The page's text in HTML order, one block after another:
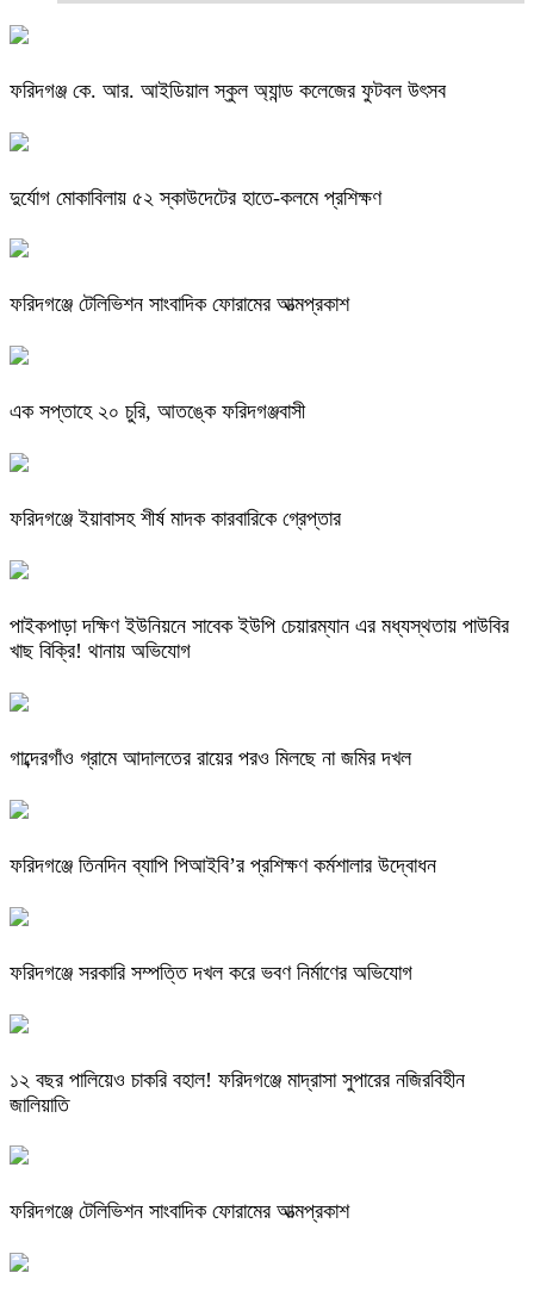
ফরিদগঞ্জ কে. আর. আইডিয়াল স্কুল অ্যান্ড কলেজের ফুটবল উৎসব
দুর্যোগ মোকাবিলায় ৫২ স্কাউদেটের হাতে-কলমে প্রশিক্ষণ
ফরিদগঞ্জে টেলিভিশন সাংবাদিক ফোরামের আত্মপ্রকাশ
এক সপ্তাহে ২০ চুরি, আতঙ্কে ফরিদগঞ্জবাসী
ফরিদগঞ্জে ইয়াবাসহ শীর্ষ মাদক কারবারিকে গ্রেপ্তার
পাইকপাড়া দক্ষিণ ইউনিয়নে সাবেক ইউপি চেয়ারম্যান এর মধ্যস্থতায় পাউবির
খাছ বিক্রি! থানায় অভিযোগ
গাব্দেরগাঁও গ্রামে আদালতের রায়ের পরও মিলছে না জমির দখল
ফরিদগঞ্জে তিনদিন ব্যাপি পিআইবি’র প্রশিক্ষণ কর্মশালার উদ্বোধন
ফরিদগঞ্জে সরকারি সম্পত্তি দখল করে ভবণ নির্মাণের অভিযোগ
১২ বছর পালিয়েও চাকরি বহাল! ফরিদগঞ্জে মাদ্রাসা সুপারের নজিরবিহীন
জালিয়াতি
ফরিদগঞ্জে টেলিভিশন সাংবাদিক ফোরামের আত্মপ্রকাশ